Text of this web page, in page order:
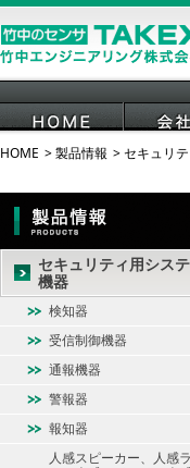
HOME 会
HOME 製品情報 セキュリ
セキュリティ用シス
機器
検知器
受信制御機器
通報機器
警報器
報知器
人感スピーカー、人感